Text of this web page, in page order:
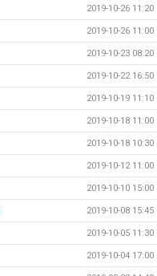
2019-10-26 11:20
2019-10-26 11:00
2019-10-23 08:20
2019-10-22 16:50
2019-10-19 11:10
2019-10-18 11:00
2019-10-18 10:30
2019-10-12 11:00
2019-10-10 15:00
2019-10-08 15:45
2019-10-05 11:30
2019-10-04 17:00